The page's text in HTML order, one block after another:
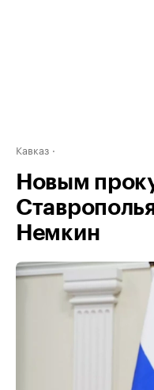
Кавказ
Новым
Немкин